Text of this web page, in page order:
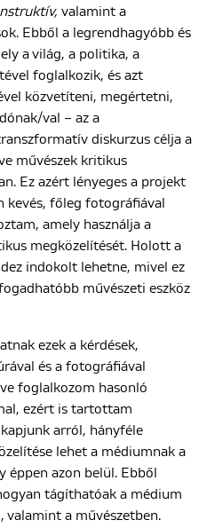
valamint a
Ebből a legrendhagyóbb és
a világ, a politika, a
foglalkozik, és azt
közvetíteni, megértetni,
val – az a
diskurzus célja a
művészek kritikus
Ez azért lényeges a projekt
kevés, főleg fotográfiával
amely használja a
megközelítését. Holott a
indokolt lehetne, mivel ez
művészeti eszköz
ezek a kérdések,
és a fotográfiával
foglalkozom hasonló
ezért is tartottam
arról, hányféle
lehet a médiumnak a
éppen azon belül. Ebből
tágíthatóak a médium
valamint a művészetben.